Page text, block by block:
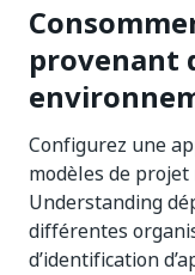
provenant
Configurez une
modèles de
Understanding
différentes
d’identification